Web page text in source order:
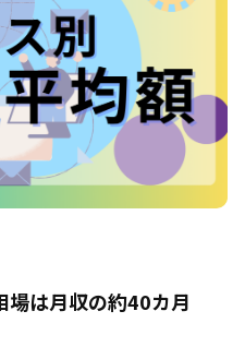
場は月収の約40カ月